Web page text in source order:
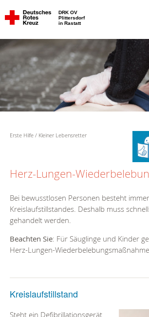
DRK OV
Plittersdorf
in Rastatt
Erste Hilfe Kleiner Lebensretter
Herz-Lungen-
Bei bewusstlosen Personen besteht
Kreislaufstillstandes. Deshalb muss
gehandelt werden.
Beachten Sie: Für Säuglinge und Kinder
Herz-Lungen-
Kreislaufstillstand
Steht ein Defibrillationsgerät